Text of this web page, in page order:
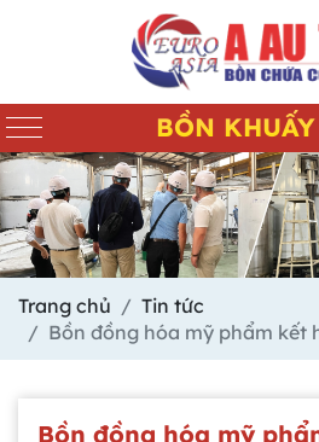
BỒN
Trang chủ
Tin tức
Bồn đồng hóa mỹ phẩm kết
Bồn đồng hóa mỹ